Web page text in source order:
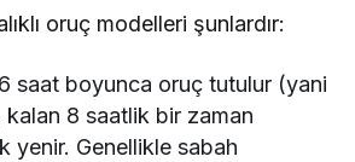
oruç modelleri şunlardır:
saat boyunca oruç tutulur (yani
kalan 8 saatlik bir zaman
yenir. Genellikle sabah